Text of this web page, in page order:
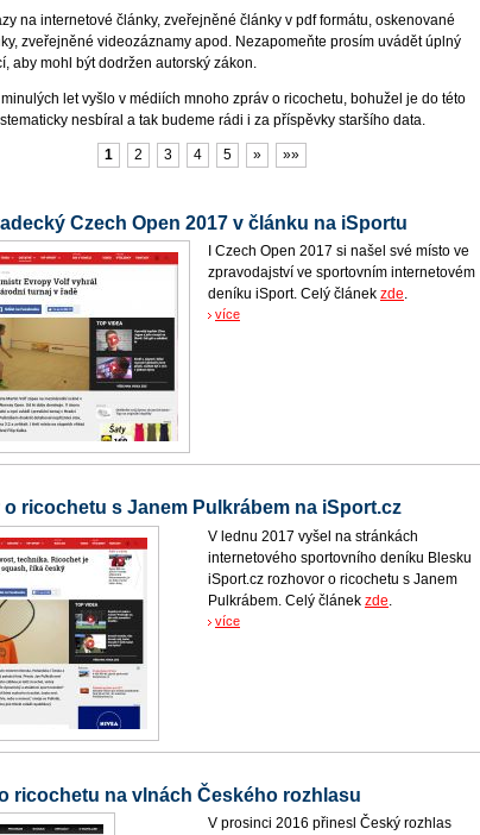
na internetové články, zveřejněné články v pdf formátu, oskenované
zveřejněné videozáznamy apod. Nezapomeňte prosím uvádět úplný
aby mohl být dodržen autorský zákon.
let vyšlo v médiích mnoho zpráv o ricochetu, bohužel je do této
nesbíral a tak budeme rádi i za příspěvky staršího data.
1 2 3 4 5 » »»
Czech Open 2017 v článku na iSportu
I Czech Open 2017 si našel své místo ve
zpravodajství ve sportovním internetovém
deníku iSport. Celý článek zde.
více
o ricochetu s Janem Pulkrábem na iSport.cz
V lednu 2017 vyšel na stránkách
internetového sportovního deníku Blesku
iSport.cz rozhovor o ricochetu s Janem
Pulkrábem. Celý článek zde
více
ricochetu na vlnách Českého rozhlasu
V prosinci 2016 přinesl Český rozhlas